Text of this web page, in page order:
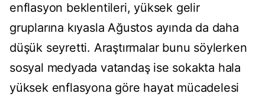
enflasyon beklentileri, yüksek gelir
gruplarına kıyasla Ağustos ayında da daha
düşük seyretti. Araştırmalar bunu söylerken
sosyal medyada vatandaş ise sokakta hala
yüksek enflasyona göre hayat mücadelesi